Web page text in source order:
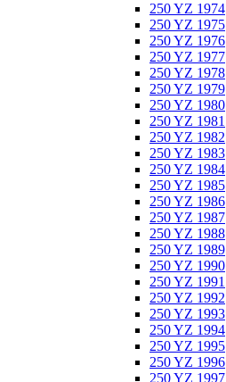
250 YZ 1974
250 YZ 1975
250 YZ 1976
250 YZ 1977
250 YZ 1978
250 YZ 1979
250 YZ 1980
250 YZ 1981
250 YZ 1982
250 YZ 1983
250 YZ 1984
250 YZ 1985
250 YZ 1986
250 YZ 1987
250 YZ 1988
250 YZ 1989
250 YZ 1990
250 YZ 1991
250 YZ 1992
250 YZ 1993
250 YZ 1994
250 YZ 1995
250 YZ 1996
250 YZ 1997